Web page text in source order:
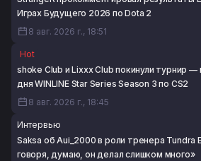
8 авг. 2026 г., 16:35
Играх Будущего 2026 по Dota 2
8 авг. 2026 г., 18:51
Hot
shoke Club и Lixxx Club покинули турнир —
дня WINLINE Star Series Season 3 по CS2
8 авг. 2026 г., 18:45
Интервью
Saksa об Aui_2000 в роли тренера Tundra
говоря, думаю, он делал слишком много»